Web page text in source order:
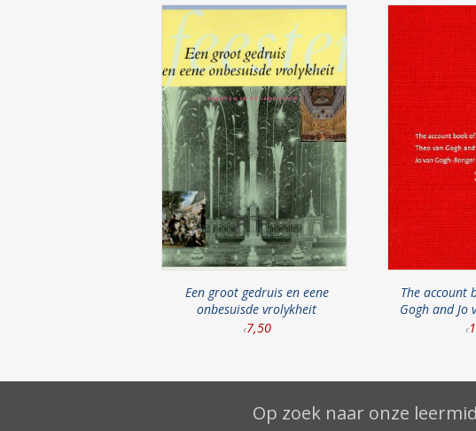
Een groot gedruis en eene
onbesuisde vrolykheit
€7,50
The account
Gogh and Jo
€
Op zoek naar onze